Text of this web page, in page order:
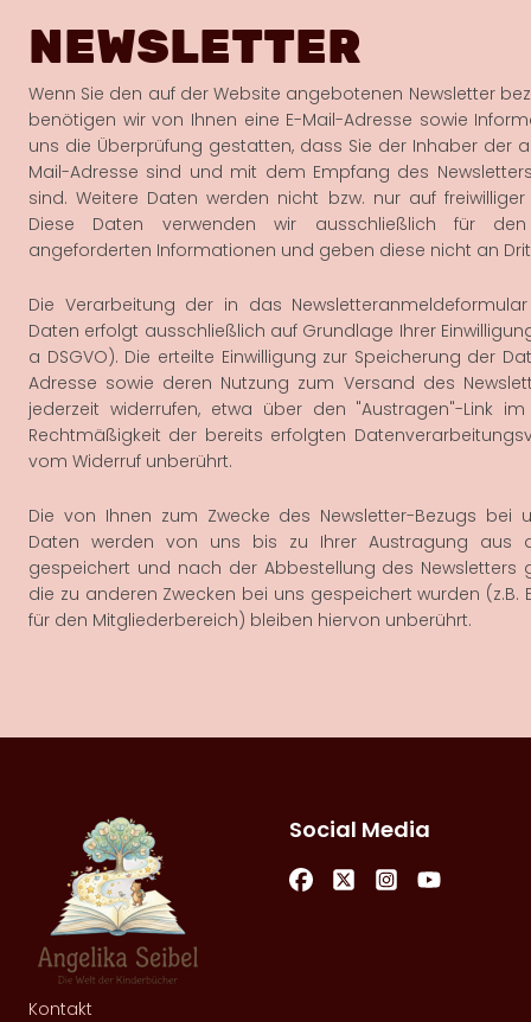
NEWSLETTER
Wenn Sie den auf der Website angebotenen Newsletter
benötigen wir von Ihnen eine E-Mail-Adresse sowie
uns die Überprüfung gestatten, dass Sie der Inhaber der
Mail-Adresse sind und mit dem Empfang des
sind. Weitere Daten werden nicht bzw. nur auf
Diese Daten verwenden wir ausschließlich für
angeforderten Informationen und geben diese nicht an
Die Verarbeitung der in das
Daten erfolgt ausschließlich auf Grundlage Ihrer
a DSGVO). Die erteilte Einwilligung zur Speicherung der
Adresse sowie deren Nutzung zum Versand des
jederzeit widerrufen, etwa über den "Austragen"-Link im
Rechtmäßigkeit der bereits erfolgten
vom Widerruf unberührt.
Die von Ihnen zum Zwecke des Newsletter-Bezugs bei
Daten werden von uns bis zu Ihrer Austragung aus
gespeichert und nach der Abbestellung des Newsletters
die zu anderen Zwecken bei uns gespeichert wurden (z.B.
für den Mitgliederbereich) bleiben hiervon unberührt.
Kontakt
Social Media